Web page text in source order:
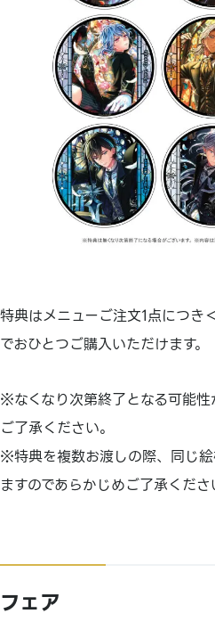
特典はメニューご注文1点につ
でおひとつご購入いただけます。
※なくなり次第終了となる可能性
ご了承ください。
※特典を複数お渡しの際、同じ
ますのであらかじめご了承くださ
フェア